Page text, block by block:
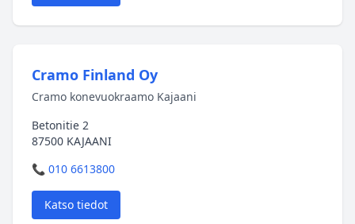
Cramo Finland Oy
Cramo konevuokraamo Kajaani
Betonitie 2
87500 KAJAANI
📞 010 6613800
Katso tiedot